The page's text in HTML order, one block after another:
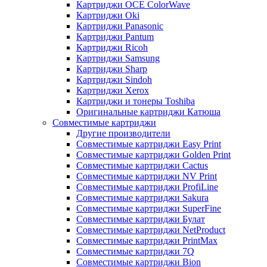
Картриджи OCE ColorWave
Картриджи Oki
Картриджи Panasonic
Картриджи Pantum
Картриджи Ricoh
Картриджи Samsung
Картриджи Sharp
Картриджи Sindoh
Картриджи Xerox
Картриджи и тонеры Toshiba
Оригинальные картриджи Катюша
Совместимые картриджи
Другие производители
Совместимые картриджи Easy Print
Совместимые картриджи Golden Print
Совместимые картриджи Cactus
Совместимые картриджи NV Print
Совместимые картриджи ProfiLine
Совместимые картриджи Sakura
Совместимые картриджи SuperFine
Совместимые картриджи Булат
Совместимые картриджи NetProduct
Совместимые картриджи PrintMax
Совместимые картриджи 7Q
Совместимые картриджи Bion